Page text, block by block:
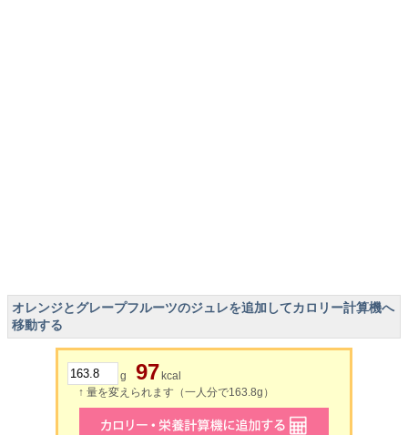
オレンジとグレープフルーツのジュレを追加してカロリー計算機へ
移動する
g 97 kcal
↑ 量を変えられます（一人分で163.8g）